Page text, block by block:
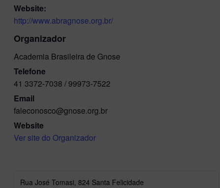
Website:
http://www.abragnose.org.br/
Organizador
Academia Brasileira de Gnose
Telefone
41 3372-7038 / 99973-7522
Email
faleconosco@gnose.org.br
Website
Ver site do Organizador
Rua José Tomasi, 824 Santa Felicidade